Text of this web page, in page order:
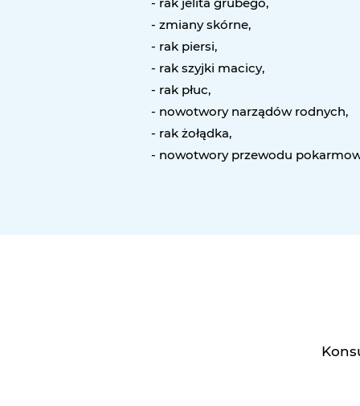
- zmiany skórne,
- rak piersi,
- rak szyjki macicy,
- rak płuc,
- nowotwory narządów rodnych,
- rak żołądka,
- nowotwory przewodu